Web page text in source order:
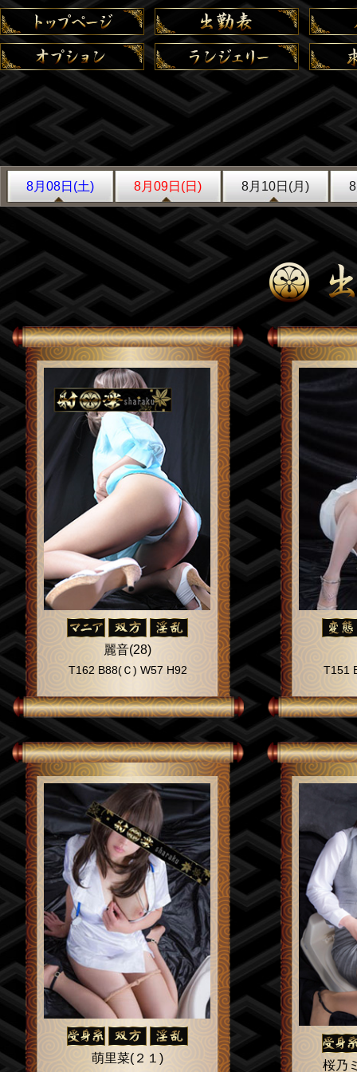
8月08日(土) 8月09日(日) 8月10日(月)
麗音(28)
T162 B88(Ｃ) W57 H92 T151
萌里菜(２１)
桜乃